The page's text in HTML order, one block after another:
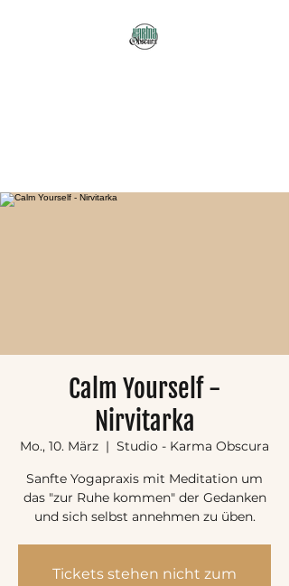
Calm Yourself -
Nirvitarka
Mo., 10. März
  |
Studio - Karma Obscura
Sanfte Yogapraxis mit Meditation um
das "zur Ruhe kommen" der Gedanken
und sich selbst annehmen zu üben.
Tickets stehen nicht zum